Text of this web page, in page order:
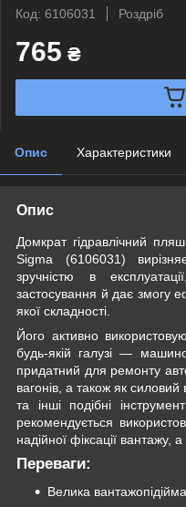
Код: 6106031
Роздріб
765 ₴
Опис Характеристики
Опис
Домкрат гідравлічний
Sigma (6106031)
зручністю в
застосування й дає змогу
якої складності.
Його активно
будь-якій галузі —
придатний для ремонту
вагонів, а також як силовий
та інші подібні
рекомендується
надійної фіксації вантажу,
Переваги:
Велика